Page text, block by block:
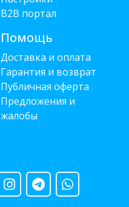
B2B портал
Помощь
Доставка и оплата
Гарантия и возврат
Публичная оферта
Предложения и
жалобы